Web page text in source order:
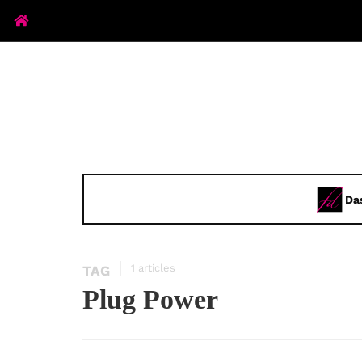
TAG 1 articles
Plug Power